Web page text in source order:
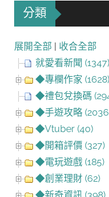
分類
展開全部
收合全部
就愛看新聞 (1347)
◆專欄作家 (1628)
◆禮包兌換碼
◆手遊攻略
◆Vtuber (40)
◆開箱評價 (327)
◆電玩遊戲 (185)
◆創業理財 (62)